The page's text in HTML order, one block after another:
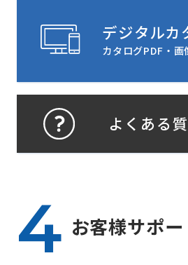
デジタルカ
カタログPDF・
よくある
お客様サポー